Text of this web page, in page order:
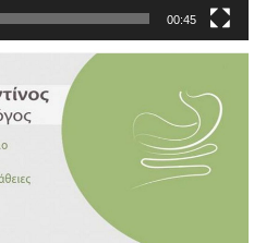
00:45